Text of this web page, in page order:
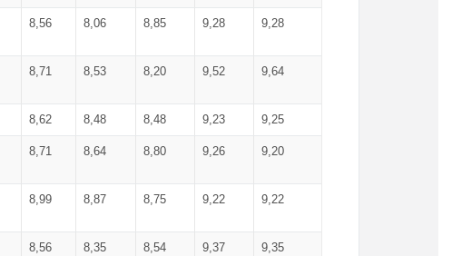
8,56 8,06 8,85 9,28 9,28
8,71 8,53 8,20 9,52 9,64
8,62 8,48 8,48 9,23 9,25
8,71 8,64 8,80 9,26 9,20
8,99 8,87 8,75 9,22 9,22
8,56 8,35 8,54 9,37 9,35